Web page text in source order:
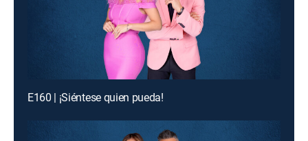
E160 | ¡Siéntese quien pueda!